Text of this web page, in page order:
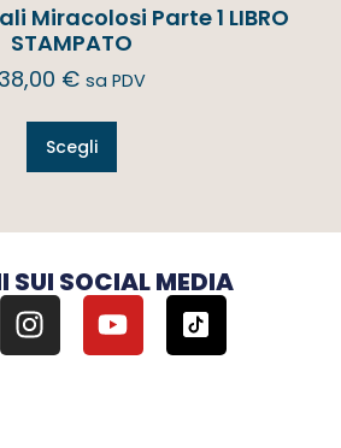
Miracolosi Parte 1 LIBRO
STAMPATO
38,00 € sa PDV
Scegli
SUI SOCIAL MEDIA